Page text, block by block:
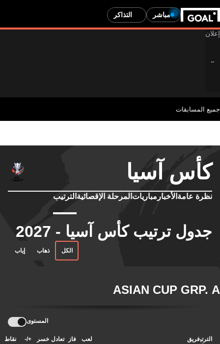
مباشر التذاكر
جميع المسابقات
كأس آسيا
نظرة عامة الأخبار مباريات المرحلة الإقصائية الترتيب
جدول ترتيب كأس آسيا - 2027
الكل ذهاب إياب
ASIAN CUP GRP. A
المستوى
الترتيبفريق لعب فاز تعادل خسر +/- نقاط